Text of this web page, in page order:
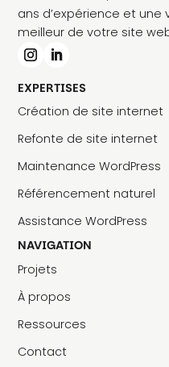
ans d’expérience et une
meilleur de votre site
EXPERTISES
Création de site internet
Refonte de site internet
Maintenance WordPress
Référencement naturel
Assistance WordPress
NAVIGATION
Projets
À propos
Ressources
Contact